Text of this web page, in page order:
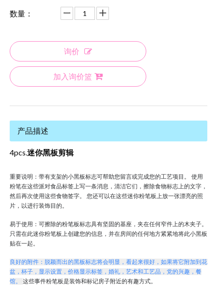
数量：
询价
加入询价篮
产品描述
4pcs.迷你黑板剪辑
重要说明：带有支架的小黑板标志可帮助您留言或完成您的工艺项目。
使用
粉笔在这些派对食品标签上写一条消息，清洁它们，擦除食物标志上的文字，
然后再次使用这些食物签字。
您还可以在这些迷你粉笔板上放一张漂亮的照
片，以进行装饰目的。
易于使用：可擦除的粉笔板标志具有坚固的基座，夹在任何窄件上的木夹子。
只需在此迷你粉笔板上创建您的信息，并在房间的任何地方紧紧地将此小黑板
贴在一起。
良好的附件：脱颖而出的黑板标志将会明显，看起来很好，如果将它附加到花
盆，杯子，显示设置，价格显示标签，婚礼，艺术和工艺品，党的兴趣，餐
馆。
这些事件粉笔板是装饰和标记房子附近的有趣方式。